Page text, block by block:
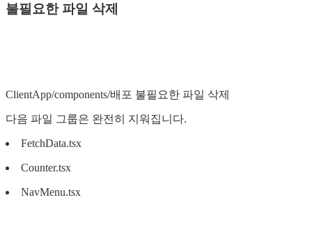
불필요한 파일 삭제
ClientApp/components/배포 불필요한 파일 삭제
다음 파일 그룹은 완전히 지워집니다.
FetchData.tsx
Counter.tsx
NavMenu.tsx